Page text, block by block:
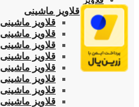
قلاویز ماشینی
قلاویز ماشینی 2.5 میلیمتر
قلاویز ماشینی 3×0/5 میلیمتر.اسکا
قلاویز ماشینی 4X0/7 میلیمتر اسکا
قلاویز ماشینی 5×0/8 میلیمتر اسکا
قلاویز ماشینی 6×1 میلیمتر اسکا
قلاویز ماشینی 8×1.25 میلیمتر .اسکا
قلاویز ماشینی 10X1.5 میلیمتر .اسکا
قلاویز ماشینی 12X1.75 میلیمتر اسکا